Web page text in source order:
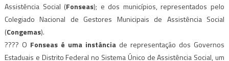
Assistência Social (Fonseas); e dos municípios, representados pelo
Colegiado Nacional de Gestores Municipais de Assistência Social
(Congemas).
???? O Fonseas é uma instância de representação dos Governos
Estaduais e Distrito Federal no Sistema Único de Assistência Social, um